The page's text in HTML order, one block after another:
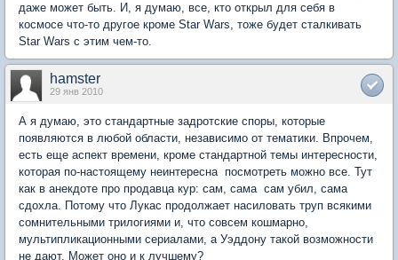
даже может быть. И, я думаю, все, кто открыл для себя в
космосе что-то другое кроме Star Wars, тоже будет сталкивать
Star Wars с этим чем-то.
hamster
29 янв 2010
А я думаю, это стандартные задротские споры, которые
появляются в любой области, независимо от тематики. Впрочем,
есть еще аспект времени, кроме стандартной темы интересности,
которая по-настоящему неинтересна  посмотреть можно все. Тут
как в анекдоте про продавца кур: сам, сама  сам убил, сама
сдохла. Потому что Лукас продолжает насиловать труп всякими
сомнительными трилогиями и, что совсем кошмарно,
мультипликационными сериалами, а Уэддону такой возможности
не дают. Может оно и к лучшему?